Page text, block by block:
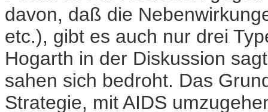
davon, daß die
etc.), gibt es auch nur drei
Hogarth in der Diskussion
sahen sich bedroht. Das
Strategie, mit AIDS